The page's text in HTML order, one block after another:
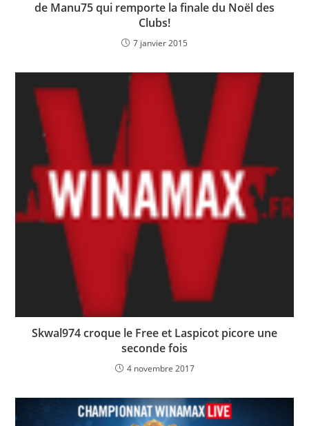
de Manu75 qui remporte la finale du Noël des
Clubs!
7 janvier 2015
Skwal974 croque le Free et Laspicot picore une
seconde fois
4 novembre 2017